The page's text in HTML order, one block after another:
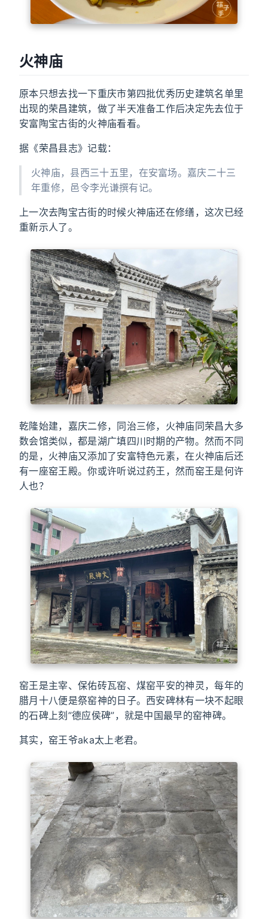
火神庙
原本只想去找一下重庆市第四批优秀历史建筑名单里
出现的荣昌建筑，做了半天准备工作后决定先去位于
安富陶宝古街的火神庙看看。
据《荣昌县志》记载：
火神庙，县西三十五里，在安富场。嘉庆二十三
年重修，邑令李光谦撰有记。
上一次去陶宝古街的时候火神庙还在修缮，这次已经
重新示人了。
乾隆始建，嘉庆二修，同治三修，火神庙同荣昌大多
数会馆类似，都是湖广填四川时期的产物。然而不同
的是，火神庙又添加了安富特色元素，在火神庙后还
有一座窑王殿。你或许听说过药王，然而窑王是何许
人也？
窑王是主宰、保佑砖瓦窑、煤窑平安的神灵，每年的
腊月十八便是祭窑神的日子。西安碑林有一块不起眼
的石碑上刻”德应侯碑”，就是中国最早的窑神碑。
其实，窑王爷aka太上老君。